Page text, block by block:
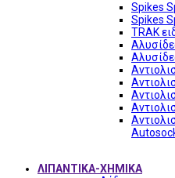
Spikes
Spikes
TRAK
ΛΙΠΑΝΤΙΚΑ-ΧΗΜΙΚΑ